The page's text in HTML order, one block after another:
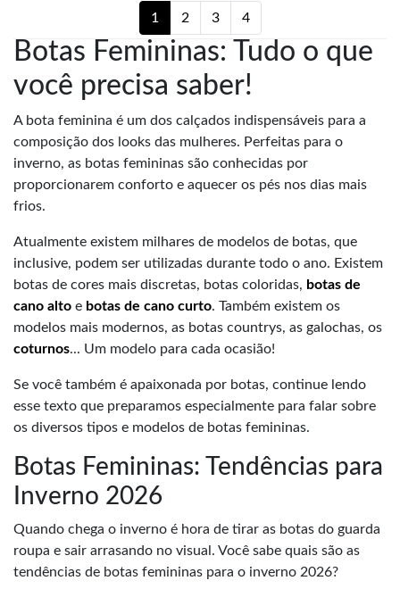
1 2 3 4
Botas Femininas: Tudo o que
você precisa saber!
A bota feminina é um dos calçados indispensáveis para a
composição dos looks das mulheres. Perfeitas para o
inverno, as botas femininas são conhecidas por
proporcionarem conforto e aquecer os pés nos dias mais
frios.
Atualmente existem milhares de modelos de botas, que
inclusive, podem ser utilizadas durante todo o ano. Existem
botas de cores mais discretas, botas coloridas, botas de
cano alto e botas de cano curto. Também existem os
modelos mais modernos, as botas countrys, as galochas, os
coturnos... Um modelo para cada ocasião!
Se você também é apaixonada por botas, continue lendo
esse texto que preparamos especialmente para falar sobre
os diversos tipos e modelos de botas femininas.
Botas Femininas: Tendências para
Inverno 2026
Quando chega o inverno é hora de tirar as botas do guarda
roupa e sair arrasando no visual. Você sabe quais são as
tendências de botas femininas para o inverno 2026?